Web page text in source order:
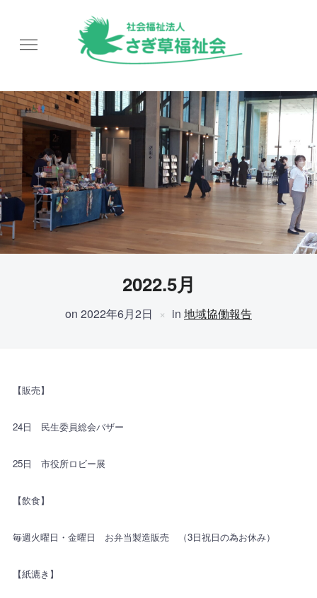
2022.5月
on 2022年6月2日 in 地域協働報告
【販売】
24日 民生委員総会バザー
25日 市役所ロビー展
【飲食】
毎週火曜日・金曜日 お弁当製造販売 （3日祝日の為お休み）
【紙漉き】